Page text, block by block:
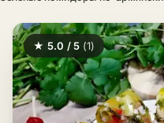
★ 5.0 / 5 (1)